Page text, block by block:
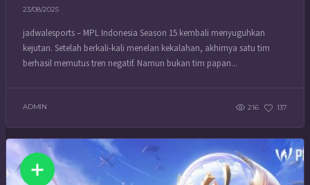
23/08/2025
jadwalesports – MPL Indonesia Season 15 kembali menyuguhkan
kejutan. Setelah berkali-kali menelan kekalahan, akhirnya satu tim
berhasil memutus tren negatif. Namun bukan tim papan...
ADMIN 216 137